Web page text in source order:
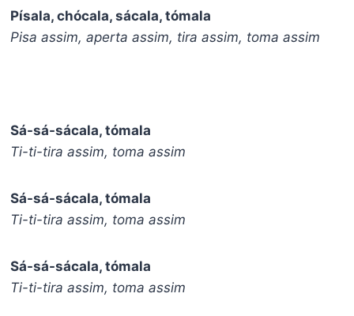
Písala, chócala, sácala, tómala
Pisa assim, aperta assim, tira assim, toma assim
Sá-sá-sácala, tómala
Ti-ti-tira assim, toma assim
Sá-sá-sácala, tómala
Ti-ti-tira assim, toma assim
Sá-sá-sácala, tómala
Ti-ti-tira assim, toma assim